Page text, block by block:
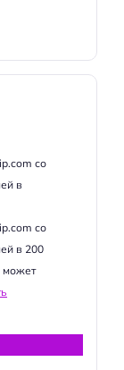
со
в
со
в 200
может